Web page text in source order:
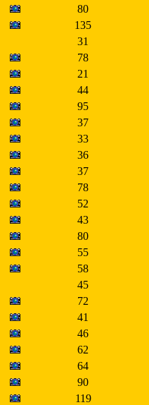
80
135
31
78
21
44
95
37
33
36
37
78
52
43
80
55
58
45
72
41
46
62
64
90
119